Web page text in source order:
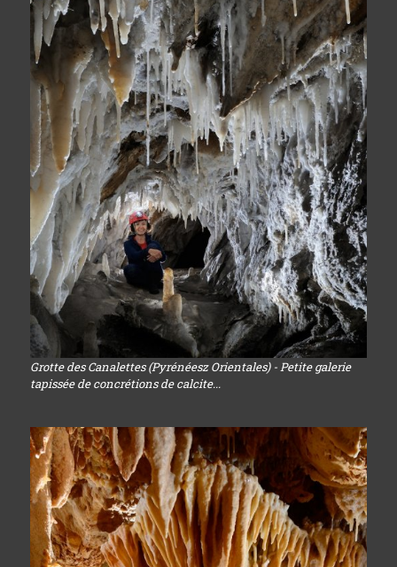
Grotte des Canalettes (Pyrénéesz Orientales) - Petite galerie
tapissée de concrétions de calcite...